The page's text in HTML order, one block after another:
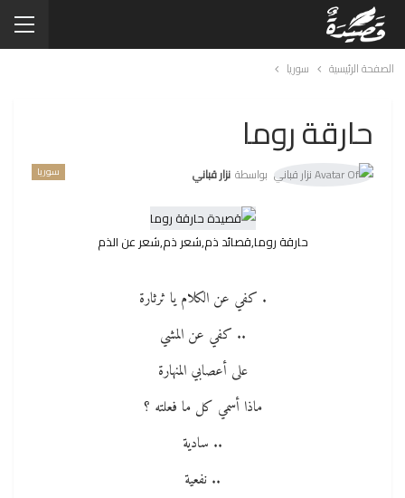
الصفحة الرئيسية سوريا
حارقة روما
سوريا بواسطة نزار قباني
حارقة روما,قصائد ذم,شعر ذم,شعر عن الذم
. كفي عن الكلام يا ثرثارة
.. كفي عن المشي
على أعصابي المنهارة
ماذا أسمي كل ما فعلته ؟
.. سادية
.. نفعية